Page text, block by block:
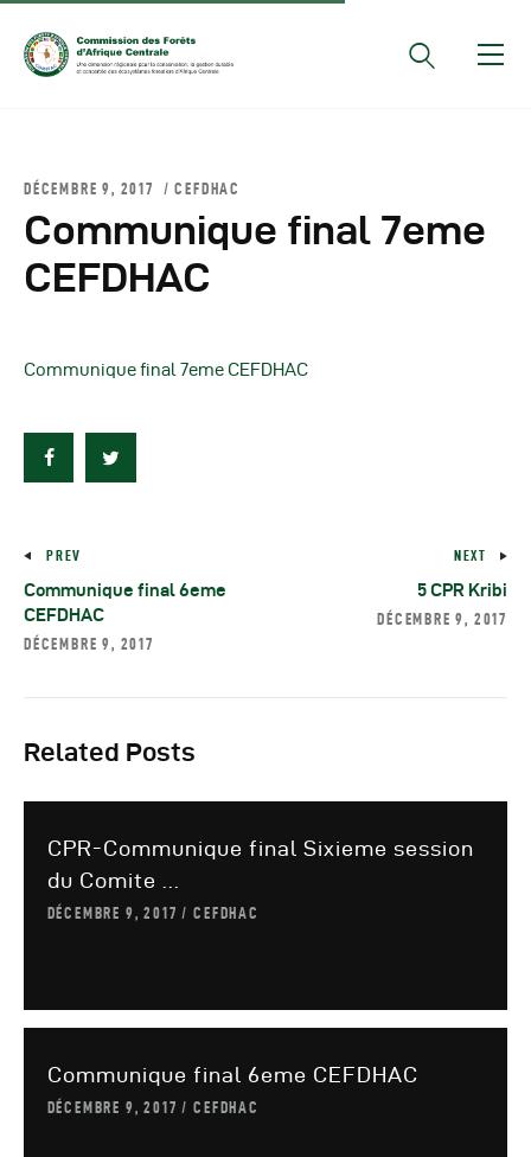
Conseils Des Ministres
Comptes Rendus De
Réunions Sous-
COMIFAC Newsletter
Réunions Réseaux
DÉCEMBRE 9, 2017 CEFDHAC
Communique final 7eme
CEFDHAC
Communique final 7eme CEFDHAC
PREV
Communique final 6eme
CEFDHAC
DÉCEMBRE 9, 2017
NEXT
5 CPR Kribi
DÉCEMBRE 9, 2017
Related Posts
CPR-Communique final Sixieme session
du Comite ...
DÉCEMBRE 9, 2017 CEFDHAC
Communique final 6eme CEFDHAC
DÉCEMBRE 9, 2017 CEFDHAC